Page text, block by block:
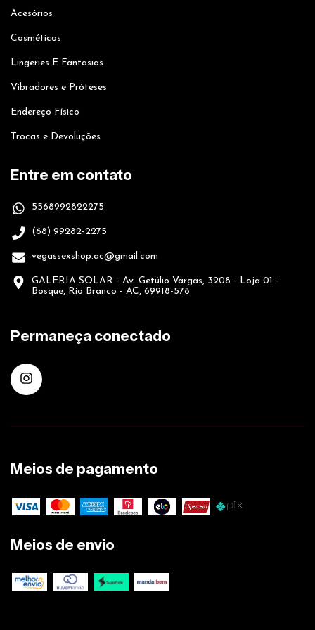
Acesórios
Cosméticos
Lingeries E Fantasias
Vibradores e Próteses
Endereço Físico
Trocas e Devoluções
Entre em contato
5568992822275
(68) 99282-2275
vegassexshop.ac@gmail.com
GALERIA SOLAR - Av. Getúlio Vargas, 3208 - Loja 01 -
Bosque, Rio Branco - AC, 69918-578
Permaneça conectado
Meios de pagamento
Meios de envio